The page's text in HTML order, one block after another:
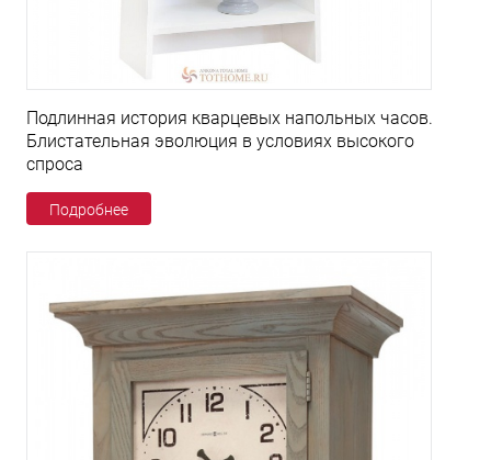
Подлинная история кварцевых напольных часов.
Блистательная эволюция в условиях высокого
спроса
Подробнее